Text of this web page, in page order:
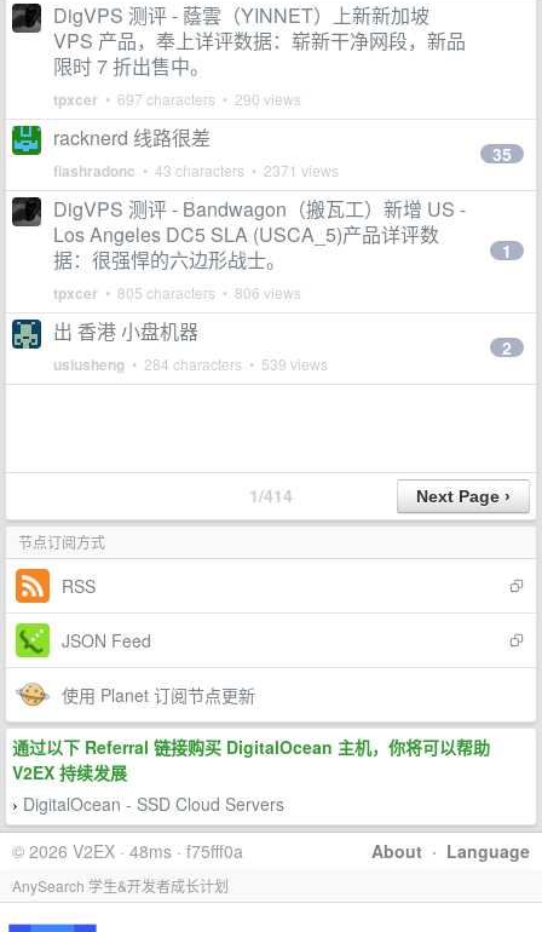
DigVPS 测评 - 蔭雲（YINNET）上新新加坡
VPS 产品，奉上详评数据：崭新干净网段，新品
限时 7 折出售中。
tpxcer • 697 characters • 290 views
racknerd 线路很差
flashradonc • 43 characters • 2371 views
35
DigVPS 测评 - Bandwagon（搬瓦工）新增 US -
Los Angeles DC5 SLA (USCA_5)产品详评数
据：很强悍的六边形战士。
tpxcer • 805 characters • 806 views
1
出 香港 小盘机器
uslusheng • 284 characters • 539 views
2
1/414
节点订阅方式
RSS
JSON Feed
使用 Planet 订阅节点更新
通过以下 Referral 链接购买 DigitalOcean 主机，你将可以帮助
V2EX 持续发展
› DigitalOcean - SSD Cloud Servers
About · Language
© 2026 V2EX · 48ms · f75fff0a
AnySearch 学生&开发者成长计划